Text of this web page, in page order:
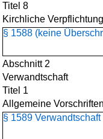
Titel 8
Kirchliche
§ 1588 (keine
Abschnitt 2
Verwandtschaft
Titel 1
Allgemeine Vorschriften
§ 1589 Verwandtschaft